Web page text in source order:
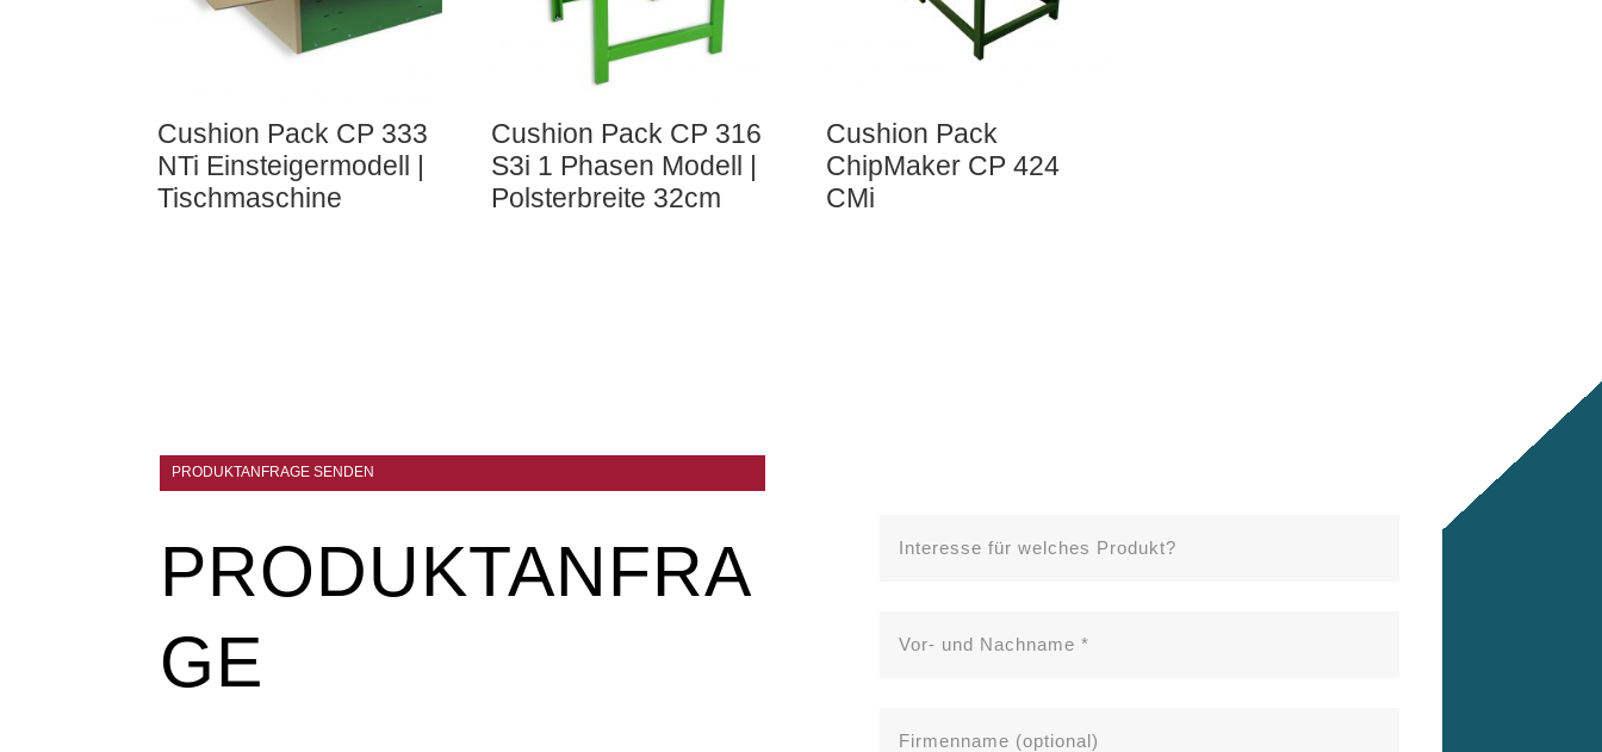
Cushion Pack CP 333
NTi Einsteigermodell |
Tischmaschine
Cushion Pack CP 316
S3i 1 Phasen Modell |
Polsterbreite 32cm
Cushion Pack
ChipMaker CP 424
CMi
PRODUKTANFRAGE SENDEN
PRODUKTANFRA
GE